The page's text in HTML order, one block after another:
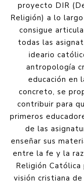
proyecto DIR
Religión) a lo
consigue
todas las
ideario
antropología
educación en
concreto, se
contribuir para
primeros
de las
enseñar sus
entre la fe y la
Religión
visión cristiana